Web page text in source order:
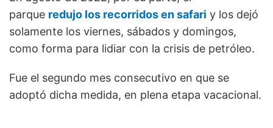
parque redujo los recorridos en safari y los dejó
solamente los viernes, sábados y domingos,
como forma para lidiar con la crisis de petróleo.
Fue el segundo mes consecutivo en que se
adoptó dicha medida, en plena etapa vacacional.